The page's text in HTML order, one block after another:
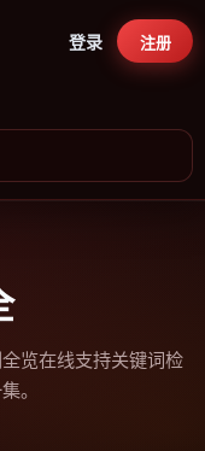
登录 注册
览在线支持关键词检
。